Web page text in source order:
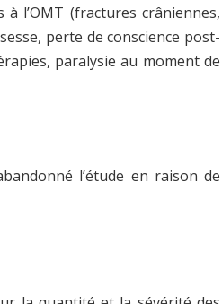
l’OMT (fractures crâniennes,
perte de conscience post-
paralysie au moment de
l’étude en raison de